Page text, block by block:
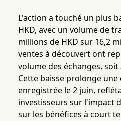
L'action a touché un plus
HKD, avec un volume de
millions de HKD sur 16,2
ventes à découvert ont
volume des échanges, soit
Cette baisse prolonge une
enregistrée le 2 juin,
investisseurs sur l'impact
sur les bénéfices à court